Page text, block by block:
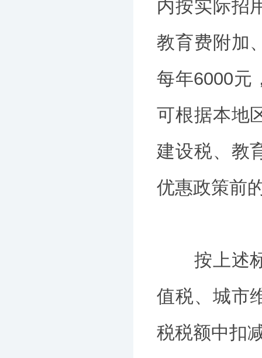
内按实际招
教育费附加
每年6000元
可根据本地
建设税、教
优惠政策前
按上述标
值税、城市
税税额中扣